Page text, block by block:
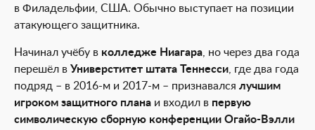
в Филадельфии, США. Обычно выступает на позиции
атакующего защитника.
Начинал учёбу в колледже Ниагара , но через два года
перешёл в Универститет штата Теннесси , где два года
подряд – в 2016-м и 2017-м – признавался лучшим
игроком защитного плана и входил в первую
символическую сборную конференции Огайо-Вэлли